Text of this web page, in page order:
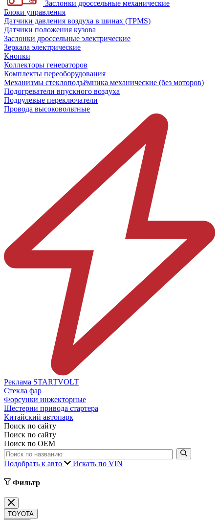
Заслонки дроссельные механические
Блоки управления
Датчики давления воздуха в шинах (TPMS)
Датчики положения кузова
Заслонки дроссельные электрические
Зеркала электрические
Кнопки
Коллекторы генераторов
Комплекты переоборудования
Механизмы стеклоподъёмника механические (без моторов)
Подогреватели впускного воздуха
Подрулевые переключатели
Провода высоковольтные
Реклама STARTVOLT
Стекла фар
Форсунки инжекторные
Шестерни привода стартера
Китайский автопарк
Поиск по сайту
Поиск по сайту
Поиск по ОЕМ
Подобрать к авто Искать по VIN
Фильтр
TOYOTA